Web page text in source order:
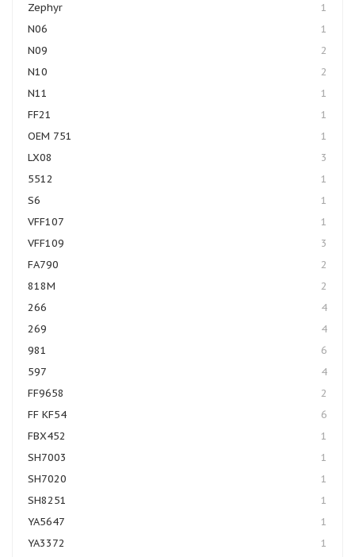
Zephyr
1
N06
1
N09
2
N10
2
N11
1
FF21
1
OEM 751
1
LX08
3
5512
1
S6
1
VFF107
1
VFF109
3
FA790
2
818M
2
266
4
269
4
981
6
597
4
FF9658
2
FF KF54
6
FBX452
1
SH7003
1
SH7020
1
SH8251
1
YA5647
1
YA3372
1